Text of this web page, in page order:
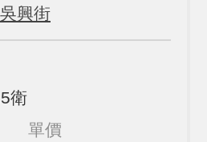
興街
衛
單價